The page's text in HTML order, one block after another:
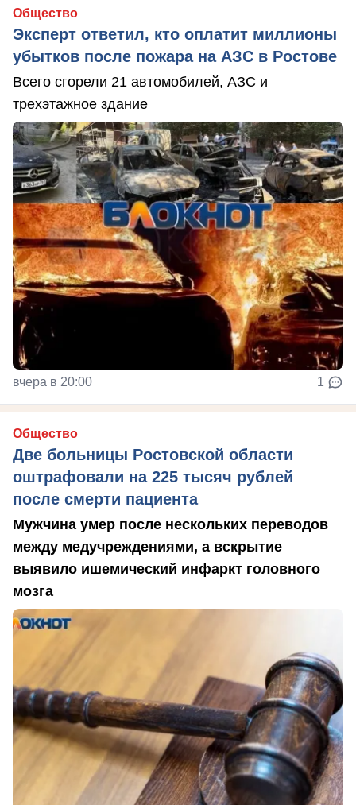
Общество
Эксперт ответил, кто оплатит миллионы
убытков после пожара на АЗС в Ростове
Всего сгорели 21 автомобилей, АЗС и
трехэтажное здание
вчера в 20:00 1
Общество
Две больницы Ростовской области
оштрафовали на 225 тысяч рублей
после смерти пациента
Мужчина умер после нескольких переводов
между медучреждениями, а вскрытие
выявило ишемический инфаркт головного
мозга